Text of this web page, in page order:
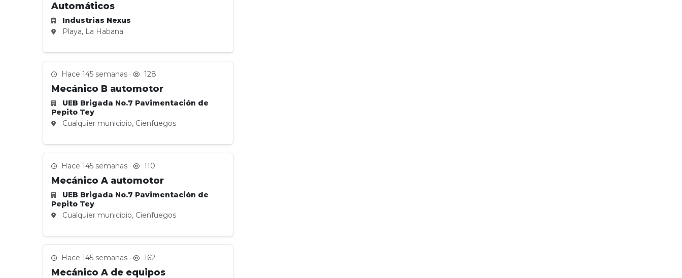
Automáticos
Industrias Nexus
Playa, La Habana
Hace 145 semanas · 128
Mecánico B automotor
UEB Brigada No.7 Pavimentación de
Pepito Tey
Cualquier municipio, Cienfuegos
Hace 145 semanas · 110
Mecánico A automotor
UEB Brigada No.7 Pavimentación de
Pepito Tey
Cualquier municipio, Cienfuegos
Hace 145 semanas · 162
Mecánico A de equipos